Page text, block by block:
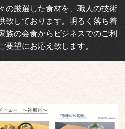
の厳選した食材を、職人の技術
致しております。明るく落ち着
族の会食からビジネスでのご利
要望にお応え致します。